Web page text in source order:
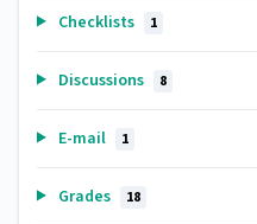
Checklists 1
Discussions 8
E-mail 1
Grades 18